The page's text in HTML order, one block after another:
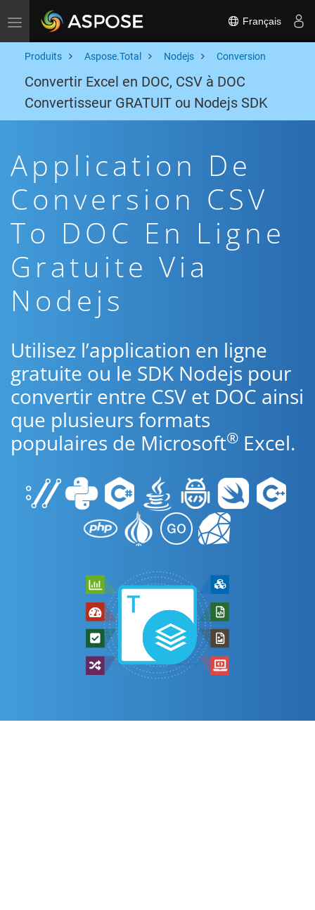
Toggle navigation Français
Produits Aspose.Total Nodejs Conversion
Convertir Excel en DOC, CSV à DOC
Convertisseur GRATUIT ou Nodejs SDK
Application De
Conversion CSV
To DOC En Ligne
Gratuite Via
Nodejs
Utilisez l’application en ligne
gratuite ou le SDK Nodejs pour
convertir entre CSV et DOC ainsi
que plusieurs formats
populaires de Microsoft® Excel.